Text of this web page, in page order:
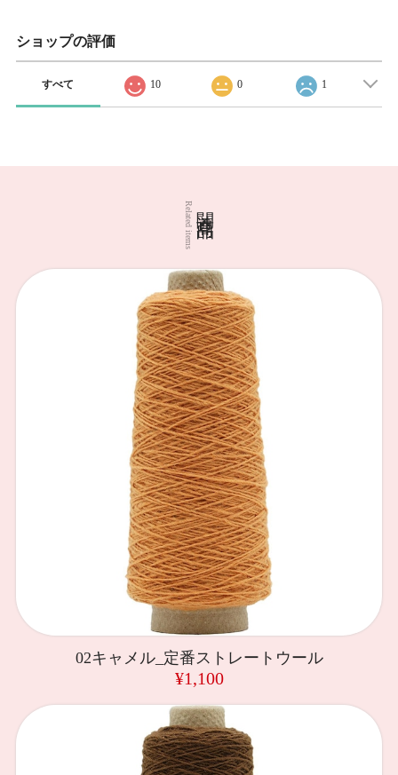
ショップの評価
すべて 10 0 1
Related items
02キャメル_定番ストレートウール
¥1,100